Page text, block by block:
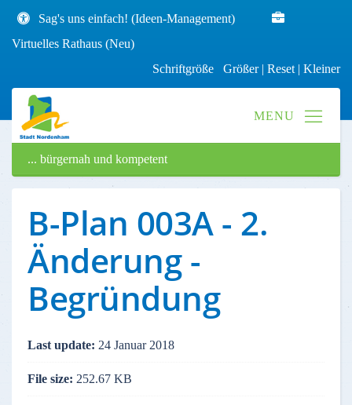
Sag's uns einfach! (Ideen-Management)
Virtuelles Rathaus (Neu)
Schriftgröße Größer| Reset | Kleiner
... bürgernah und kompetent
B-Plan 003A - 2.
Änderung -
Begründung
Last update: 24 Januar 2018
File size: 252.67 KB